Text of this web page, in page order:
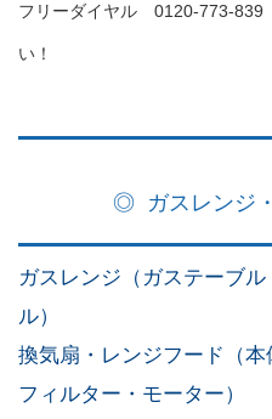
フリーダイヤル 0120-773-839
い！
◎ ガスレンジ
ガスレンジ（ガステーブ
ル）
換気扇・レンジフード（本
フィルター・モーター）